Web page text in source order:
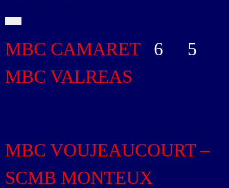
MBC CAMARET 6
5
MBC VALREAS
MBC VOUJEAUCOURT –
SCMB MONTEUX